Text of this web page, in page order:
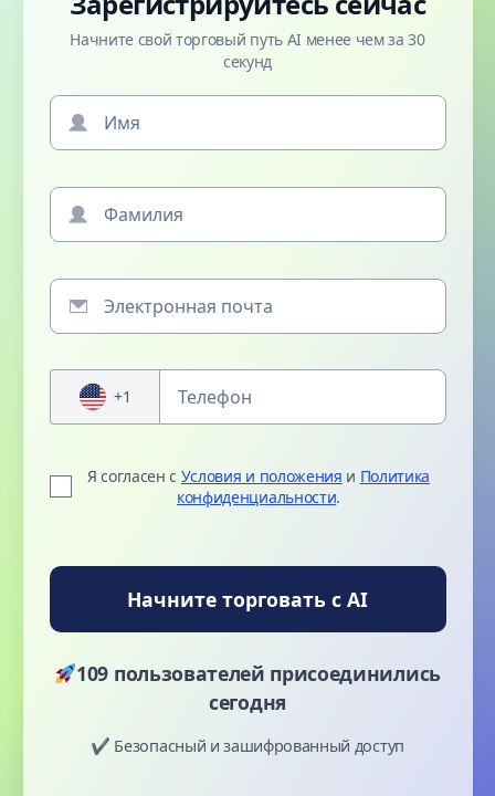
Начните свой торговый путь AI менее чем за 30
секунд
+1
Я согласен с Условия и положения и Политика
конфиденциальности.
Начните торговать с AI
109 пользователей присоединились
сегодня
✔ Безопасный и зашифрованный доступ